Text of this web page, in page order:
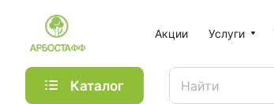
Акции Услуги
Каталог